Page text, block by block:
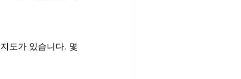
도가 있습니다. 몇